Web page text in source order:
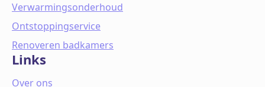
Verwarmingsonderhoud
Ontstoppingservice
Renoveren badkamers
Links
Over ons